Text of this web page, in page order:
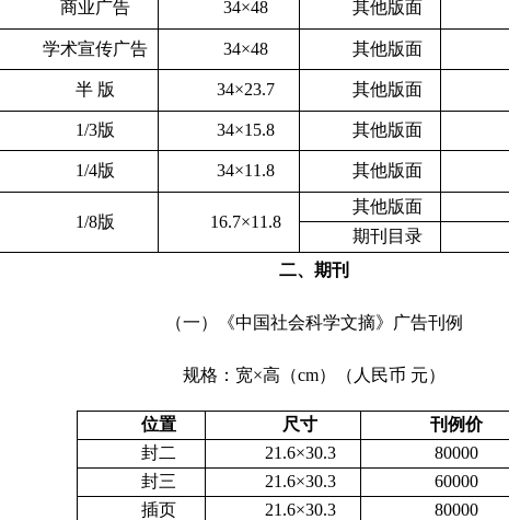
商业广告
34×48 其他版面
学术宣传广告 34×48 其他版面
半 版 34×23.7 其他版面
1/3版 34×15.8 其他版面
1/4版 34×11.8 其他版面
1/8版 16.7×11.8
其他版面
期刊目录
二、期刊
（一）《中国社会科学文摘》广告刊例
规格：宽×高（cm）（人民币 元）
位置 尺寸
刊例价
封二
21.6×30.3
80000
封三
21.6×30.3
60000
插页
21.6×30.3
80000